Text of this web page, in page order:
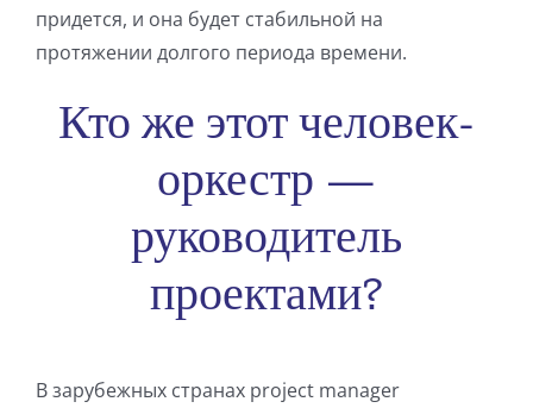
придется, и она будет стабильной на
протяжении долгого периода времени.
Кто же этот человек-
оркестр —
руководитель
проектами?
В зарубежных странах project manager